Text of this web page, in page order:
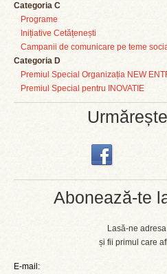
Categoria C
Programe
Inițiative Cetățenești
Campanii de comunicare pe teme
Categoria D
Premiul Special Organizația NEW
Premiul Special pentru INOVATIE
Abonează-te
Lasă-ne
și fii primul care
E-mail: